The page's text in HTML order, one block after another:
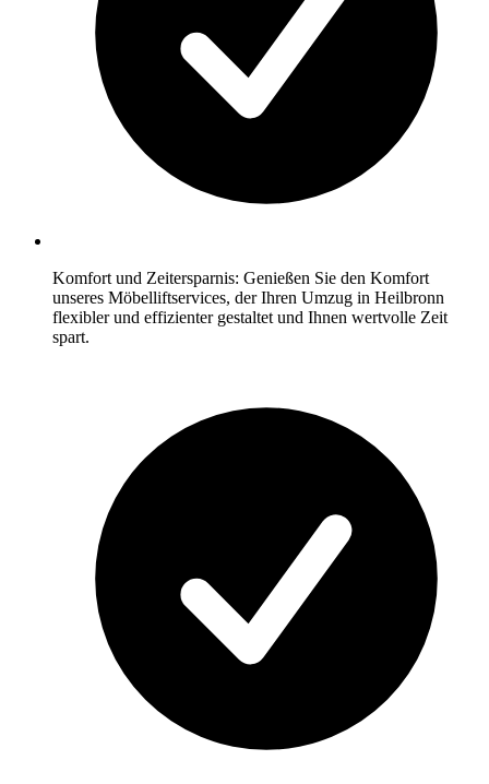
Komfort und Zeitersparnis: Genießen Sie den Komfort
unseres Möbelliftservices, der Ihren Umzug in Heilbronn
flexibler und effizienter gestaltet und Ihnen wertvolle Zeit
spart.